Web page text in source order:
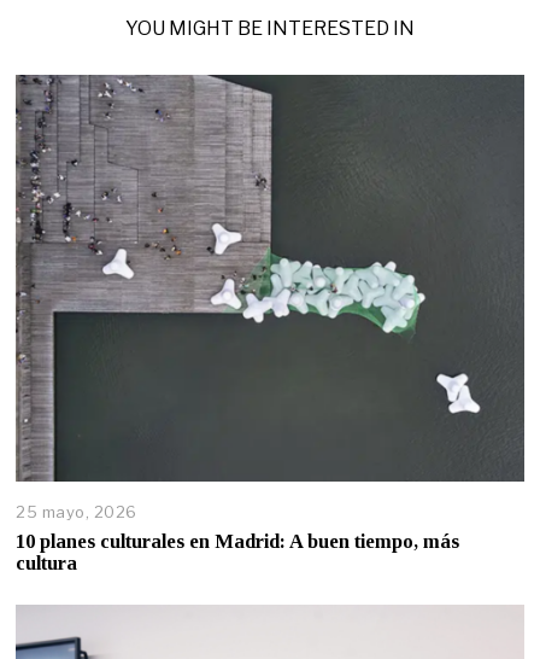
YOU MIGHT BE INTERESTED IN
25 mayo, 2026
10 planes culturales en Madrid: A buen tiempo, más
cultura